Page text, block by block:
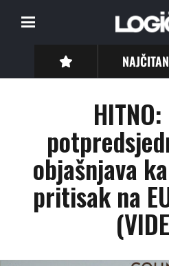
objašnjava
pritisak na